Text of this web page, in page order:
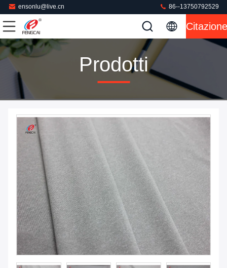
ensonlu@live.cn 86--13750792529
Citazione
Prodotti